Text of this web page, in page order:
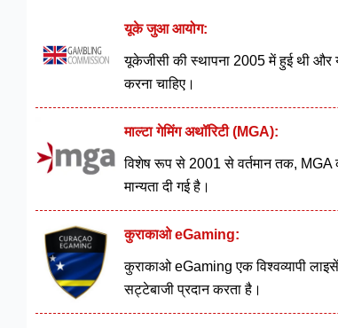
यूके जुआ आयोग:
यूकेजीसी की स्थापना 2005 में हुई थी और
करना चाहिए।
माल्टा गेमिंग अथॉरिटी (MGA):
विशेष रूप से 2001 से वर्तमान तक, MGA
मान्यता दी गई है।
कुराकाओ eGaming:
कुराकाओ eGaming एक विश्वव्यापी
सट्टेबाजी प्रदान करता है।